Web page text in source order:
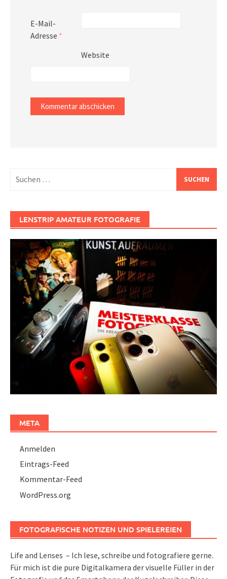
E-Mail-
Adresse *
Website
nach:
LENSTRIP AMATEUR FOTOGRAFIE
META
Anmelden
Eintrags-Feed
Kommentar-Feed
WordPress.org
FOTOGRAFISCHE NOTIZEN UND SPIELEREIEN
Life and Lenses – Ich lese, schreibe und fotografiere gerne.
Für mich ist die pure Digitalkamera der visuelle Füller in der